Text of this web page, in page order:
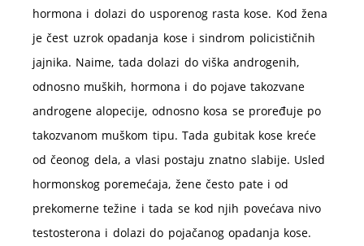
hormona i dolazi do usporenog rasta kose. Kod žena
je čest uzrok opadanja kose i sindrom policističnih
jajnika. Naime, tada dolazi do viška androgenih,
odnosno muških, hormona i do pojave takozvane
androgene alopecije, odnosno kosa se proređuje po
takozvanom muškom tipu. Tada gubitak kose kreće
od čeonog dela, a vlasi postaju znatno slabije. Usled
hormonskog poremećaja, žene često pate i od
prekomerne težine i tada se kod njih povećava nivo
testosterona i dolazi do pojačanog opadanja kose.